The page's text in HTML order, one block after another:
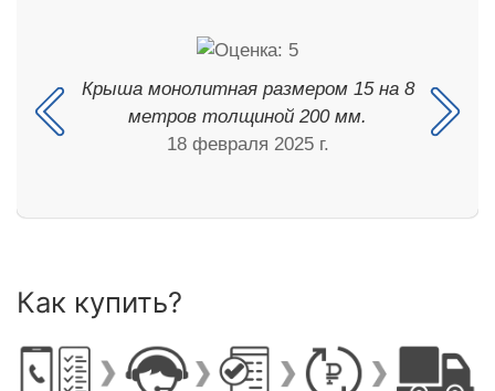
Крыша монолитная размером 15 на 8
метров толщиной 200 мм.
18 февраля 2025 г.
Как купить?